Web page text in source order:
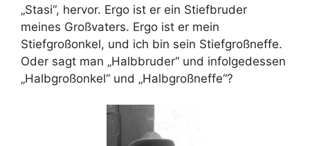
„Stasi“, hervor. Ergo ist er ein Stiefbruder
meines Großvaters. Ergo ist er mein
Stiefgroßonkel, und ich bin sein Stiefgroßneffe.
Oder sagt man „Halbbruder“ und infolgedessen
„Halb­großonkel“ und „Halbgroßneffe“?